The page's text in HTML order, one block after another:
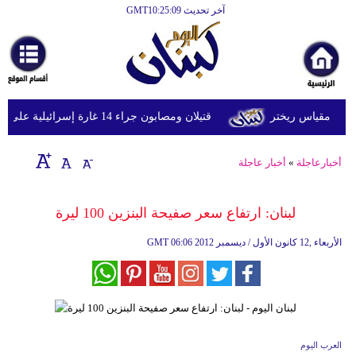
آخر تحديث GMT10:25:09
أخبارعاجلة
رياضة
ثقافة
إقتصاد
وموسيقى
قتيلان ومصابون جراء 14 غارة إسرائيلية على شرق وجنوب لبنان
أخبارعاجلة » أخبار عاجلة
لبنان: ارتفاع سعر صفيحة البنزين 100 ليرة
GMT 06:06 2012 الأربعاء ,12 كانون الأول / ديسمبر
العرب اليوم